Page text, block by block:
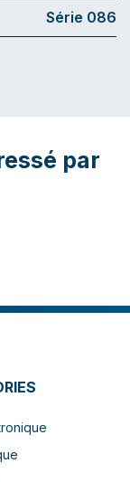
Série 086
par